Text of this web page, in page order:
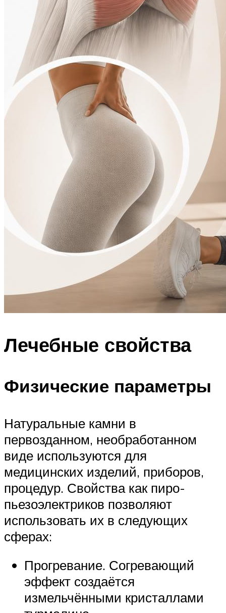
Лечебные свойства
Физические параметры
Натуральные камни в
первозданном, необработанном
виде используются для
медицинских изделий, приборов,
процедур. Свойства как пиро-
пьезоэлектриков позволяют
использовать их в следующих
сферах:
Прогревание. Согревающий
эффект создаётся
измельчёнными кристаллами